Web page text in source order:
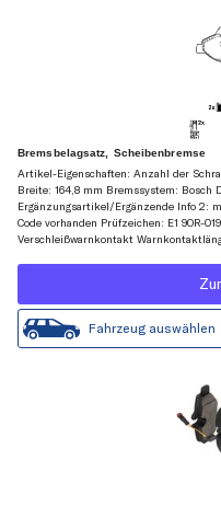
Bremsbelagsatz, Scheibenbremse
Artikel-Eigenschaften: Anzahl der
Breite: 164,8 mm Bremssystem: Bosch
Ergänzungsartikel/Ergänzende Info 2:
Code vorhanden Prüfzeichen: E1 90R-
Verschleißwarnkontakt
Fahrzeug auswählen